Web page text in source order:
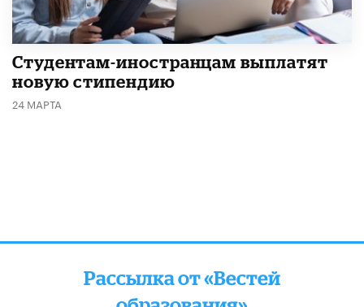
Студентам-иностранцам выплатят
новую стипендию
24 МАРТА
Рассылка от «Вестей